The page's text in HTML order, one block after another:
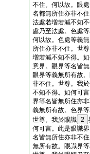
不住。何以故。眼
名都無所住亦非不
法處若増若減不知
處乃至法處。色處
何以故。色處等義
所住亦非不住。世
増若減不知不得。
意界。眼界等名皆
眼界等義無所有故
非不住。世尊。我
不知不得。如何可
界等名皆無所住亦
義無所有故。色界
世尊。我於眼識 2
何可言。此是眼識
名皆無所住亦非不
無所有故。眼識界